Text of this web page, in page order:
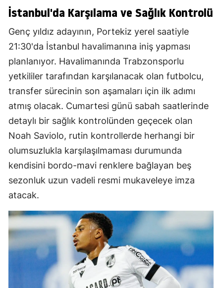
İstanbul'da Karşılama ve Sağlık Kontrolü
Genç yıldız adayının, Portekiz yerel saatiyle
21:30'da İstanbul havalimanına iniş yapması
planlanıyor. Havalimanında Trabzonsporlu
yetkililer tarafından karşılanacak olan futbolcu,
transfer sürecinin son aşamaları için ilk adımı
atmış olacak. Cumartesi günü sabah saatlerinde
detaylı bir sağlık kontrolünden geçecek olan
Noah Saviolo, rutin kontrollerde herhangi bir
olumsuzlukla karşılaşılmaması durumunda
kendisini bordo-mavi renklere bağlayan beş
sezonluk uzun vadeli resmi mukaveleye imza
atacak.